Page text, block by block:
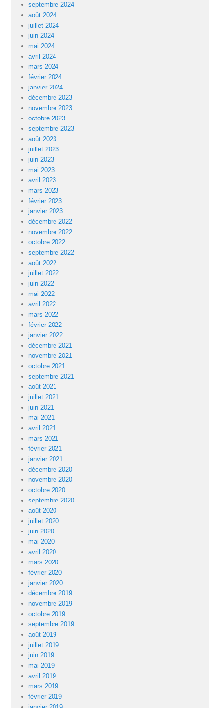
septembre 2024
août 2024
juillet 2024
juin 2024
mai 2024
avril 2024
mars 2024
février 2024
janvier 2024
décembre 2023
novembre 2023
octobre 2023
septembre 2023
août 2023
juillet 2023
juin 2023
mai 2023
avril 2023
mars 2023
février 2023
janvier 2023
décembre 2022
novembre 2022
octobre 2022
septembre 2022
août 2022
juillet 2022
juin 2022
mai 2022
avril 2022
mars 2022
février 2022
janvier 2022
décembre 2021
novembre 2021
octobre 2021
septembre 2021
août 2021
juillet 2021
juin 2021
mai 2021
avril 2021
mars 2021
février 2021
janvier 2021
décembre 2020
novembre 2020
octobre 2020
septembre 2020
août 2020
juillet 2020
juin 2020
mai 2020
avril 2020
mars 2020
février 2020
janvier 2020
décembre 2019
novembre 2019
octobre 2019
septembre 2019
août 2019
juillet 2019
juin 2019
mai 2019
avril 2019
mars 2019
février 2019